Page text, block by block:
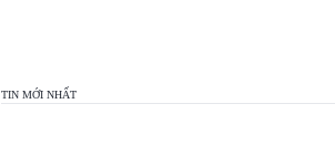
TIN MỚI NHẤT